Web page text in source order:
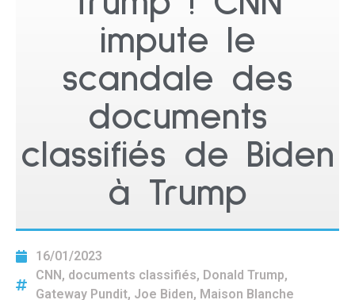
impute le
scandale des
documents
classifiés de Biden
à Trump
16/01/2023
CNN , documents classifiés, Donald Trump,
Gateway Pundit, Joe Biden, Maison Blanche